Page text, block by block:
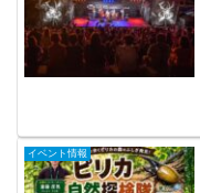
イベント情報